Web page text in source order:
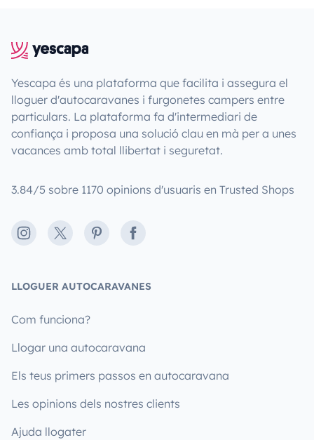
Yescapa és una plataforma que facilita i assegura el
lloguer d'autocaravanes i furgonetes campers entre
particulars. La plataforma fa d'intermediari de
confiança i proposa una solució clau en mà per a unes
vacances amb total llibertat i seguretat.
3.84/5 sobre 1170 opinions d'usuaris en Trusted Shops
Instagram
X PinterestFacebook
LLOGUER AUTOCARAVANES
Com funciona?
Llogar una autocaravana
Els teus primers passos en autocaravana
Les opinions dels nostres clients
Ajuda llogater